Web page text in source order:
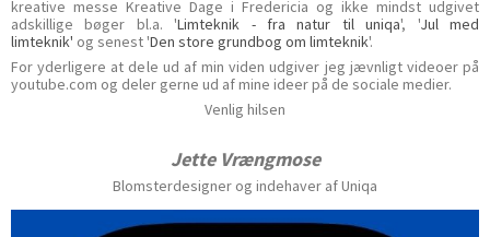
kreative messe Kreative Dage i Fredericia og ikke mindst udgivet
adskillige bøger bl.a. 'Limteknik - fra natur til uniqa', 'Jul med
limteknik' og senest 'Den store grundbog om limteknik'.
For yderligere at dele ud af min viden udgiver jeg jævnligt videoer på
youtube.com og deler gerne ud af mine ideer på de sociale medier.
Venlig hilsen
Jette Vrængmose
Blomsterdesigner og indehaver af Uniqa